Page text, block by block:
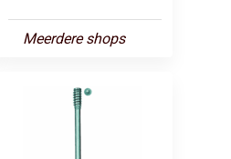
Meerdere shops